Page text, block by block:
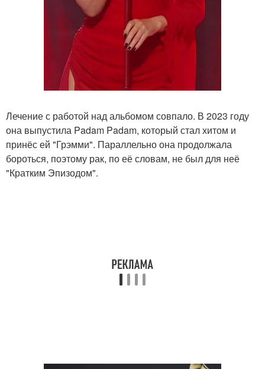
Лечение с работой над альбомом совпало. В 2023 году
она выпустила Padam Padam, который стал хитом и
принёс ей "Грэмми". Параллельно она продолжала
бороться, поэтому рак, по её словам, не был для неё
"Кратким Эпизодом".